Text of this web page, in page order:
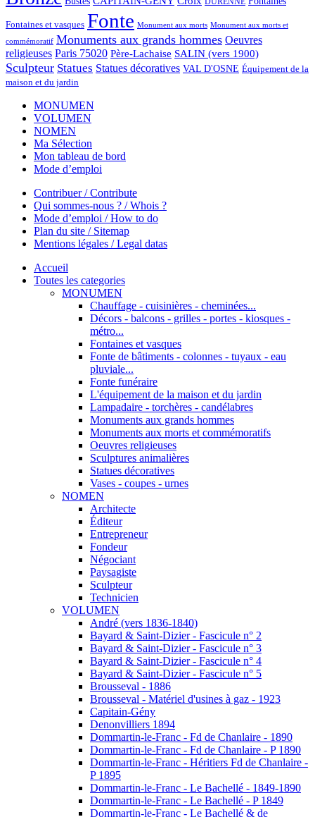
Fontaines et vasques Fonte Monument aux morts Monument aux morts et
commémoratif Monuments aux grands hommes Oeuvres
religieuses Paris 75020 Père-Lachaise SALIN (vers 1900)
Sculpteur Statues Statues décoratives VAL D'OSNE Équipement de la
maison et du jardin
MONUMEN
VOLUMEN
NOMEN
Ma Sélection
Mon tableau de bord
Mode d’emploi
Contribuer / Contribute
Qui sommes-nous ? / Whois ?
Mode d’emploi / How to do
Plan du site / Sitemap
Mentions légales / Legal datas
Accueil
Toutes les categories
MONUMEN
Chauffage - cuisinières - cheminées...
Décors - balcons - grilles - portes - kiosques -
métro...
Fontaines et vasques
Fonte de bâtiments - colonnes - tuyaux - eau
pluviale...
Fonte funéraire
L'équipement de la maison et du jardin
Lampadaire - torchères - candélabres
Monuments aux grands hommes
Monuments aux morts et commémoratifs
Oeuvres religieuses
Sculptures animalières
Statues décoratives
Vases - coupes - urnes
NOMEN
Architecte
Éditeur
Entrepreneur
Fondeur
Négociant
Paysagiste
Sculpteur
Technicien
VOLUMEN
André (vers 1836-1840)
Bayard & Saint-Dizier - Fascicule n° 2
Bayard & Saint-Dizier - Fascicule n° 3
Bayard & Saint-Dizier - Fascicule n° 4
Bayard & Saint-Dizier - Fascicule n° 5
Brousseval - 1886
Brousseval - Matériel d'usines à gaz - 1923
Capitain-Gény
Denonvilliers 1894
Dommartin-le-Franc - Fd de Chanlaire - 1890
Dommartin-le-Franc - Fd de Chanlaire - P 1890
Dommartin-le-Franc - Héritiers Fd de Chanlaire -
P 1895
Dommartin-le-Franc - Le Bachellé - 1849-1890
Dommartin-le-Franc - Le Bachellé - P 1849
Dommartin-le-Franc - Le Bachellé & de